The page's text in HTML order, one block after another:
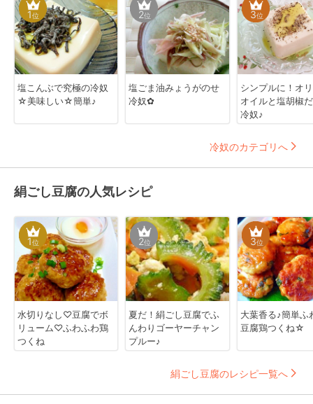
1位
塩こんぶで究極の冷奴
☆美味しい☆簡単♪
2位
塩ごま油みょうがのせ
冷奴✿
3位
シンプルに！オ
オイルと塩胡椒
冷奴♪
冷奴のカテゴリへ
絹ごし豆腐の人気レシピ
1位
水切りなし♡豆腐でボ
リューム♡ふわふわ鶏
つくね
2位
夏だ！絹ごし豆腐でふ
んわりゴーヤーチャン
プルー♪
3位
大葉香る♪簡単ふ
豆腐鶏つくね☆
絹ごし豆腐のレシピ一覧へ